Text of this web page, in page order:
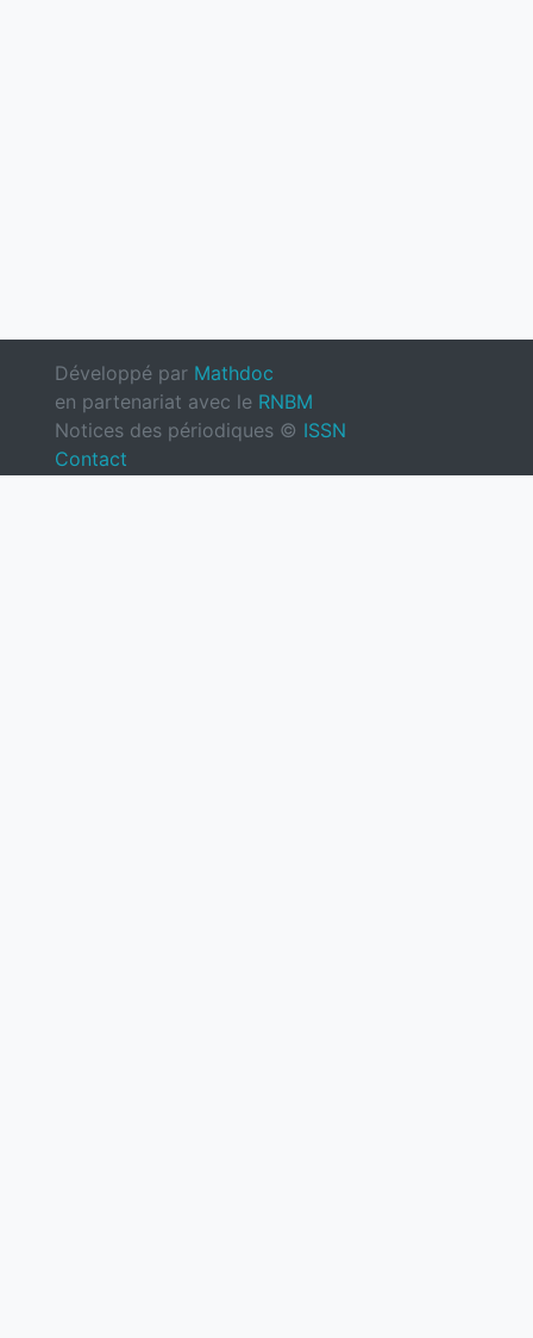
Développé par Mathdoc
en partenariat avec le RNBM
Notices des périodiques © ISSN
Contact